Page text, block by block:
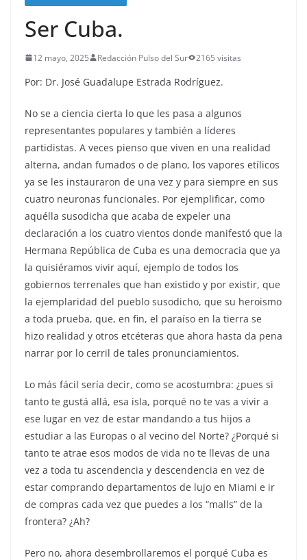
Ser Cuba.
12 mayo, 2025 Redacción Pulso del Sur 2165 visitas
Por: Dr. José Guadalupe Estrada Rodríguez.
No se a ciencia cierta lo que les pasa a algunos
representantes populares y también a líderes
partidistas. A veces pienso que viven en una realidad
alterna, andan fumados o de plano, los vapores etílicos
ya se les instauraron de una vez y para siempre en sus
cuatro neuronas funcionales. Por ejemplificar, como
aquélla susodicha que acaba de expeler una
declaración a los cuatro vientos donde manifestó que la
Hermana República de Cuba es una democracia que ya
la quisiéramos vivir aquí, ejemplo de todos los
gobiernos terrenales que han existido y por existir, que
la ejemplaridad del pueblo susodicho, que su heroismo
a toda prueba, que, en fin, el paraíso en la tierra se
hizo realidad y otros etcéteras que ahora hasta da pena
narrar por lo cerril de tales pronunciamientos.
Lo más fácil sería decir, como se acostumbra: ¿pues si
tanto te gustá allá, esa isla, porqué no te vas a vivir a
ese lugar en vez de estar mandando a tus hijos a
estudiar a las Europas o al vecino del Norte? ¿Porqué si
tanto te atrae esos modos de vida no te llevas de una
vez a toda tu ascendencia y descendencia en vez de
estar comprando departamentos de lujo en Miami e ir
de compras cada vez que puedes a los “malls” de la
frontera? ¿Ah?
Pero no, ahora desembrollaremos el porqué Cuba es